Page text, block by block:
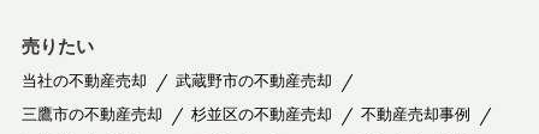
売りたい
当社の不動産売却
武蔵野市の不動産売却
三鷹市の不動産売却
杉並区の不動産売却
不動産売却事例